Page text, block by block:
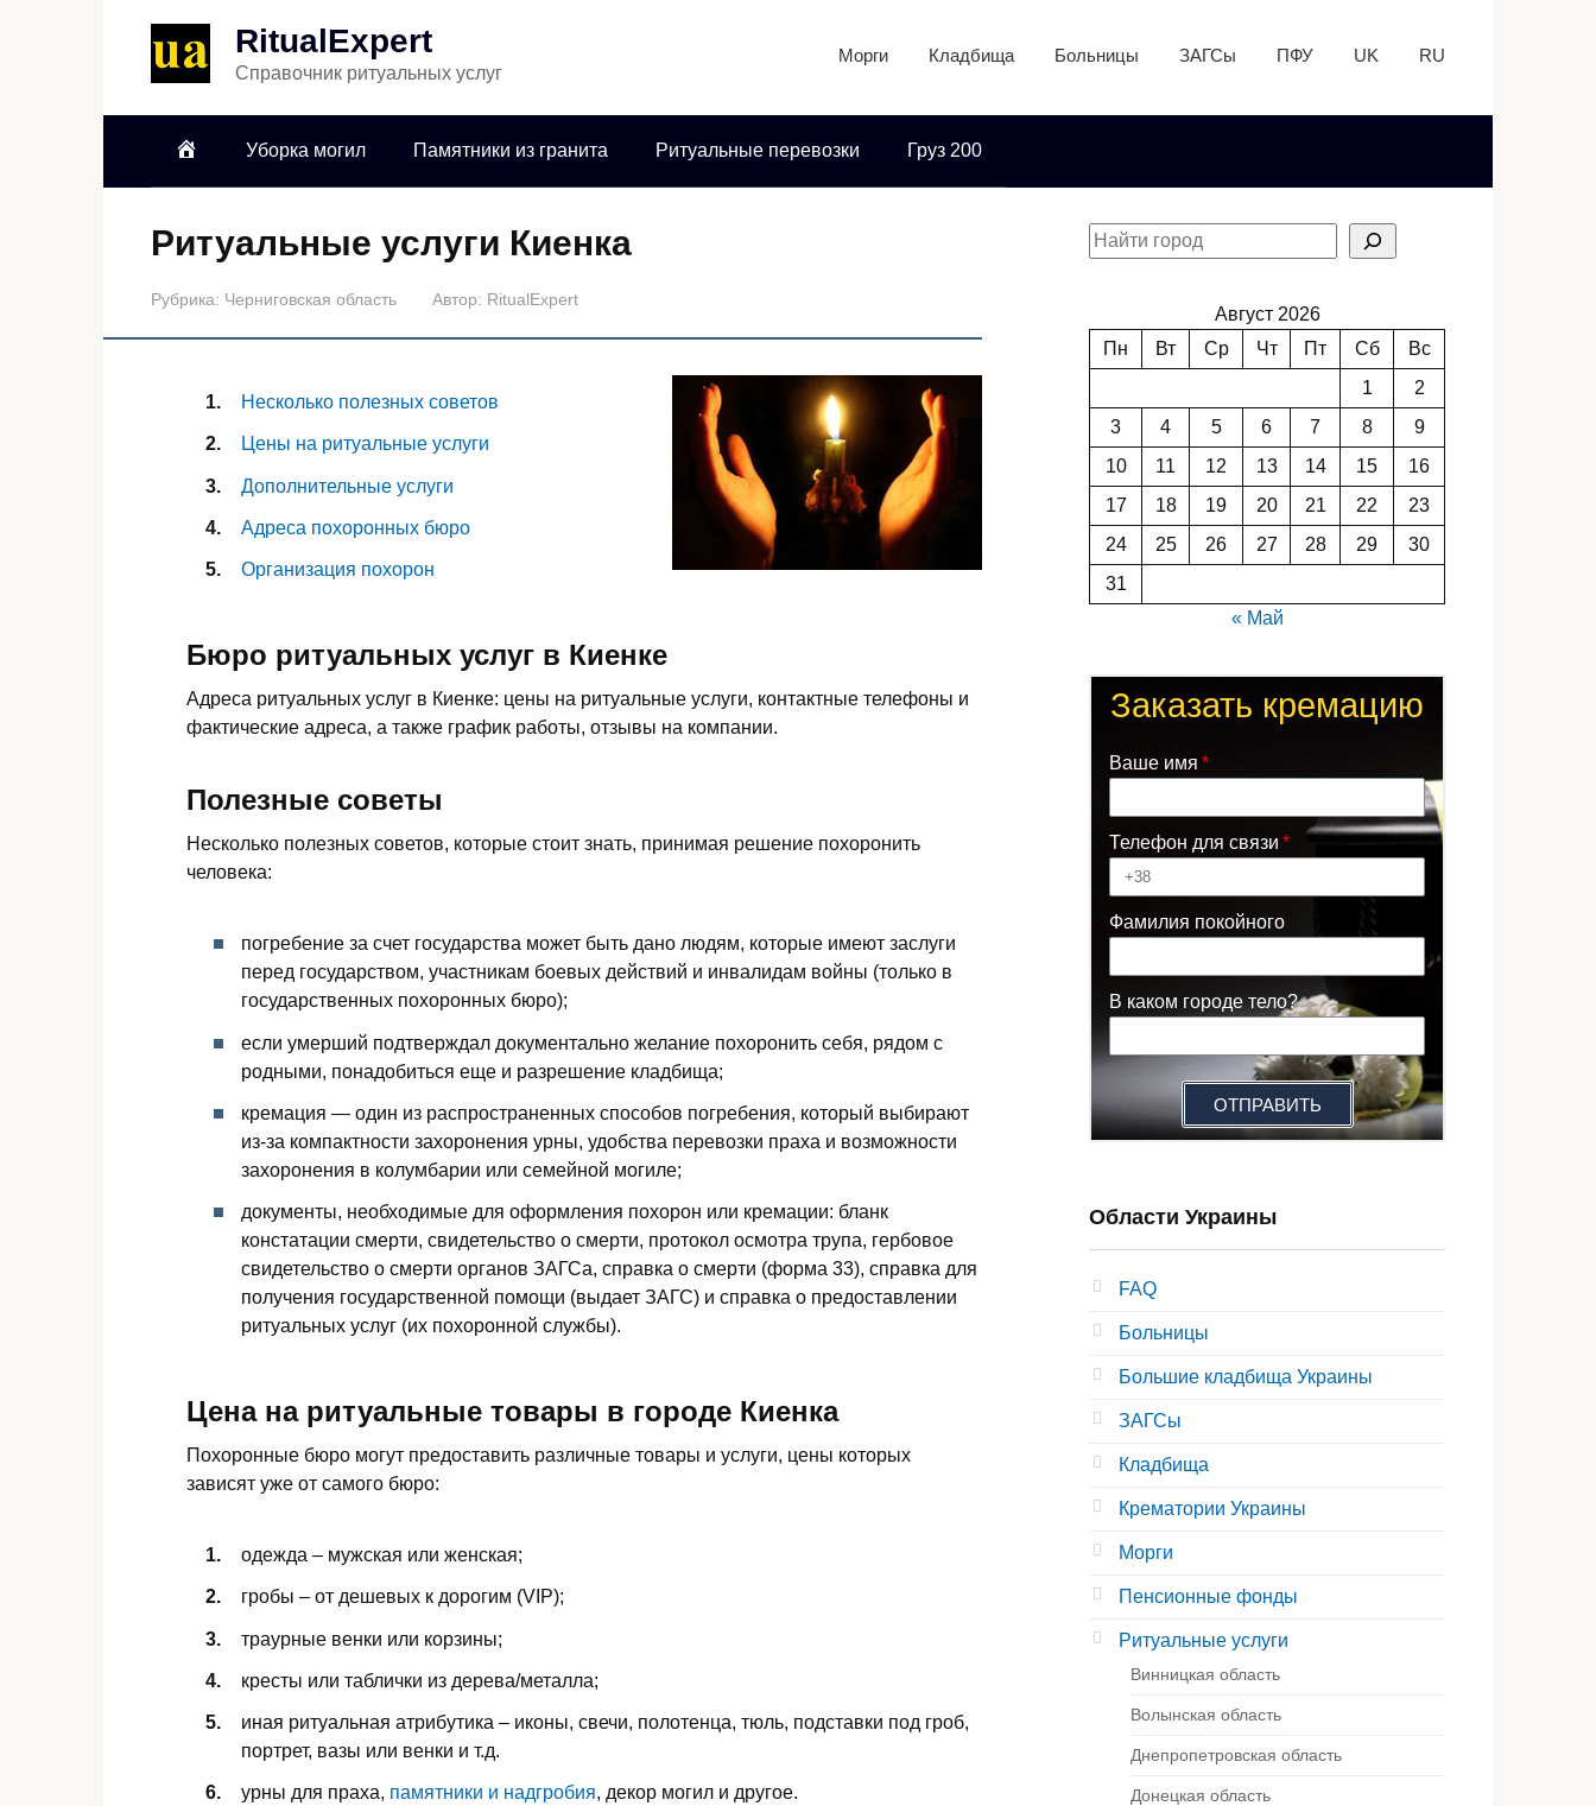
RitualExpert
Справочник ритуальных услуг
Морги Кладбища Больницы ЗАГСы ПФУ UK RU
Уборка могил Памятники из гранита Ритуальные перевозки Груз 200
Ритуальные услуги Киенка
Рубрика: Черниговская область Автор: RitualExpert
Несколько полезных советов
Цены на ритуальные услуги
Дополнительные услуги
Адреса похоронных бюро
Организация похорон
Бюро ритуальных услуг в Киенке
Адреса ритуальных услуг в Киенке: цены на ритуальные услуги, контактные телефоны и
фактические адреса, а также график работы, отзывы на компании.
Полезные советы
Несколько полезных советов, которые стоит знать, принимая решение похоронить
человека:
погребение за счет государства может быть дано людям, которые имеют заслуги
перед государством, участникам боевых действий и инвалидам войны (только в
государственных похоронных бюро);
если умерший подтверждал документально желание похоронить себя, рядом с
родными, понадобиться еще и разрешение кладбища;
кремация — один из распространенных способов погребения, который выбирают
из-за компактности захоронения урны, удобства перевозки праха и возможности
захоронения в колумбарии или семейной могиле;
документы, необходимые для оформления похорон или кремации: бланк
констатации смерти, свидетельство о смерти, протокол осмотра трупа, гербовое
свидетельство о смерти органов ЗАГСа, справка о смерти (форма 33), справка для
получения государственной помощи (выдает ЗАГС) и справка о предоставлении
ритуальных услуг (их похоронной службы).
Цена на ритуальные товары в городе Киенка
Похоронные бюро могут предоставить различные товары и услуги, цены которых
зависят уже от самого бюро:
одежда – мужская или женская;
гробы – от дешевых к дорогим (VIP);
траурные венки или корзины;
кресты или таблички из дерева/металла;
иная ритуальная атрибутика – иконы, свечи, полотенца, тюль, подставки под гроб,
портрет, вазы или венки и т.д.
урны для праха, памятники и надгробия, декор могил и другое.
Август 2026
Пн
Вт Ср Чт Пт Сб
Вс
1
2
3
4 5 6 7 8
9
10
11 12 13 14 15
16
17
18 19 20 21 22
23
24
25 26 27 28 29
30
31
« Май
Заказать кремацию
Ваше имя
Телефон для связи
Фамилия покойного
В каком городе тело?
ОТПРАВИТЬ
Области Украины
FAQ
Больницы
Большие кладбища Украины
ЗАГСы
Кладбища
Крематории Украины
Морги
Пенсионные фонды
Ритуальные услуги
Винницкая область
Волынская область
Днепропетровская область
Донецкая область